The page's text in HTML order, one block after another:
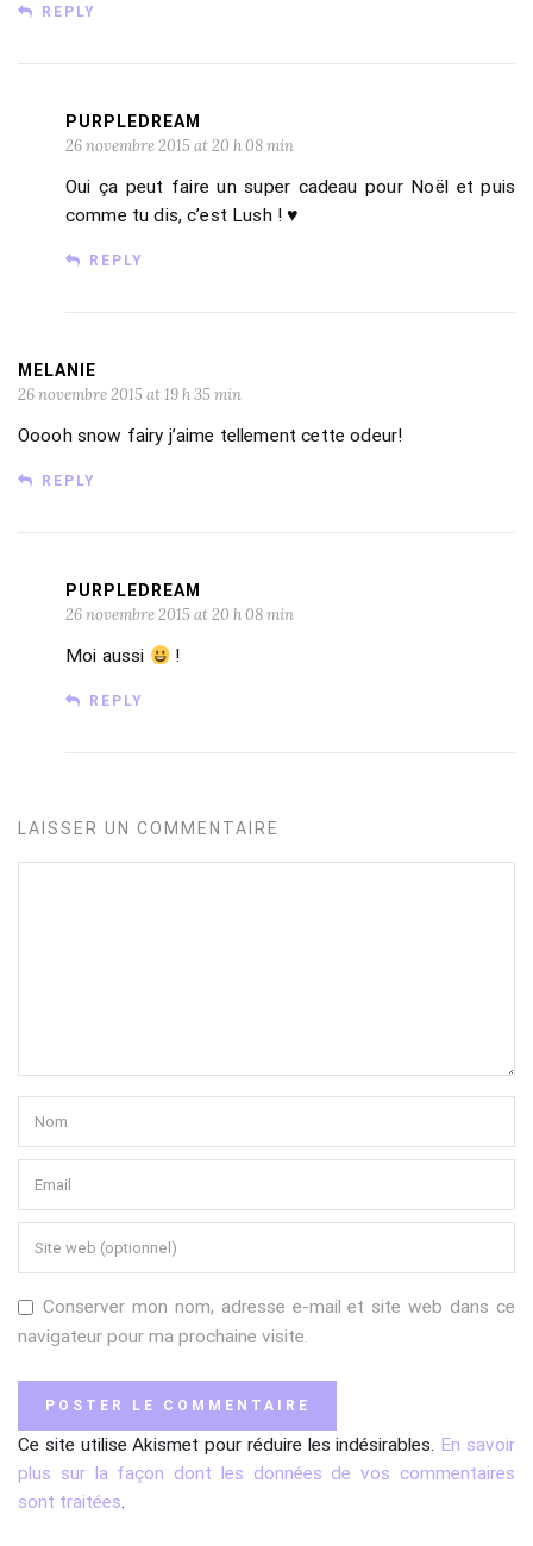
REPLY
PURPLEDREAM
26 novembre 2015 at 20 h 08 min
Oui ça peut faire un super cadeau pour Noël et puis
comme tu dis, c’est Lush ! ♥
REPLY
MELANIE
26 novembre 2015 at 19 h 35 min
Ooooh snow fairy j’aime tellement cette odeur!
REPLY
PURPLEDREAM
26 novembre 2015 at 20 h 08 min
Moi aussi !
REPLY
LAISSER UN COMMENTAIRE
Conserver mon nom, adresse e-mail et site web dans ce
navigateur pour ma prochaine visite.
Ce site utilise Akismet pour réduire les indésirables. En savoir
plus sur la façon dont les données de vos commentaires
sont traitées.